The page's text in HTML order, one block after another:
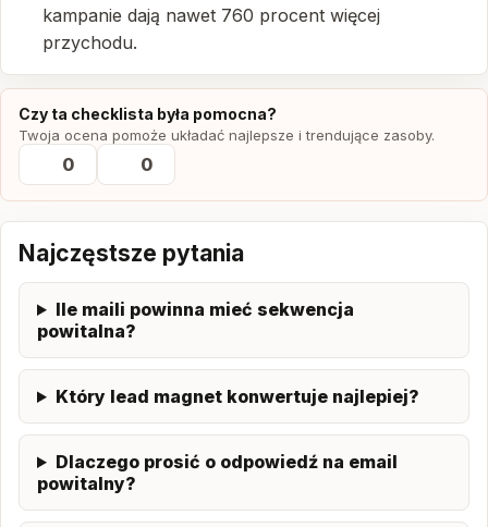
kampanie dają nawet 760 procent więcej
przychodu.
Czy ta checklista była pomocna?
Twoja ocena pomoże układać najlepsze i trendujące zasoby.
0 0
Najczęstsze pytania
Ile maili powinna mieć sekwencja
powitalna?
Który lead magnet konwertuje najlepiej?
Dlaczego prosić o odpowiedź na email
powitalny?